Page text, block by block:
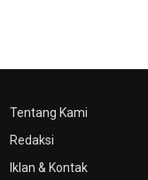
Tentang Kami
Redaksi
Iklan & Kontak